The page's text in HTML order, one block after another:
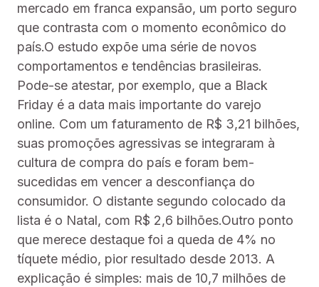
mercado em franca expansão, um porto seguro
que contrasta com o momento econômico do
país.O estudo expõe uma série de novos
comportamentos e tendências brasileiras.
Pode-se atestar, por exemplo, que a Black
Friday é a data mais importante do varejo
online. Com um faturamento de R$ 3,21 bilhões,
suas promoções agressivas se integraram à
cultura de compra do país e foram bem-
sucedidas em vencer a desconfiança do
consumidor. O distante segundo colocado da
lista é o Natal, com R$ 2,6 bilhões.Outro ponto
que merece destaque foi a queda de 4% no
tíquete médio, pior resultado desde 2013. A
explicação é simples: mais de 10,7 milhões de